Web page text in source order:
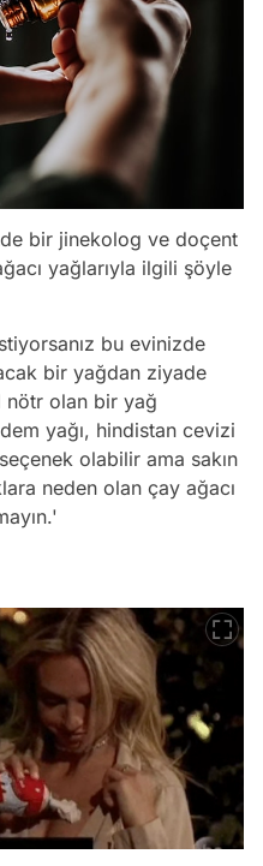
bir jinekolog ve doçent
yağlarıyla ilgili şöyle
bu evinizde
bir yağdan ziyade
nötr olan bir yağ
yağı, hindistan cevizi
olabilir ama sakın
neden olan çay ağacı